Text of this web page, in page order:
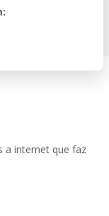
a internet que faz